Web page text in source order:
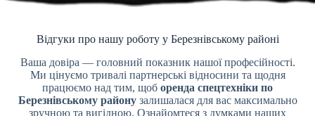
Відгуки про нашу роботу у Березнівському районі
Ваша довіра — головний показник нашої професійності.
Ми цінуємо тривалі партнерські відносини та щодня
працюємо над тим, щоб оренда спецтехніки по
Березнівському районузалишалася для вас максимально
зручною та вигідною. Ознайомтеся з думками наших